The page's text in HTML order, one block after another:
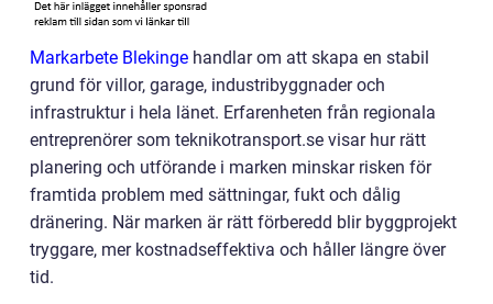
Markarbete Blekinge handlar om att skapa en stabil
grund för villor, garage, industribyggnader och
infrastruktur i hela länet. Erfarenheten från regionala
entreprenörer som teknikotransport.se visar hur rätt
planering och utförande i marken minskar risken för
framtida problem med sättningar, fukt och dålig
dränering. När marken är rätt förberedd blir byggprojekt
tryggare, mer kostnadseffektiva och håller längre över
tid.